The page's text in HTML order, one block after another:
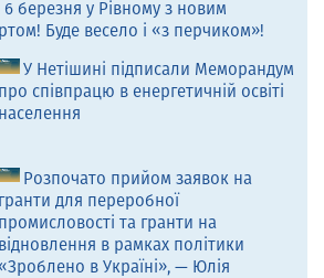
березня у Рівному з новим
Буде весело і «з перчиком»!
У Нетішині підписали Меморандум
про співпрацю в енергетичній освіті
населення
Розпочато прийом заявок на
гранти для переробної
промисловості та гранти на
відновлення в рамках політики
«Зроблено в Україні», — Юлія